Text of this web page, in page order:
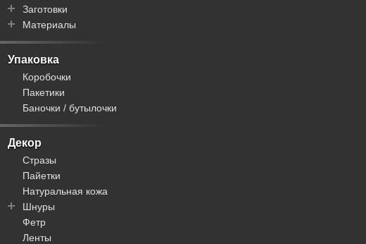
Заготовки
Часовые механизмы
Салфетки
Браслеты
Доски
Шкатулки
Цифры
Декупажные карты
Фурнитура для шкатулок
Трафареты
Рисовая бумага
Материалы
Краски
Лаки
Кисточки
Упаковка
Коробочки
Пакетики
Баночки / бутылочки
Декор
Стразы
Пайетки
Натуральная кожа
Шнуры
Пандора
Вощеные
Фетр
Ленты